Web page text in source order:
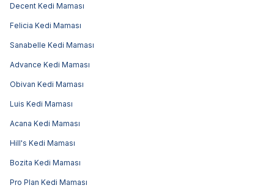
Decent Kedi Maması
Felicia Kedi Maması
Sanabelle Kedi Maması
Advance Kedi Maması
Obivan Kedi Maması
Luis Kedi Maması
Acana Kedi Maması
Hill's Kedi Maması
Bozita Kedi Maması
Pro Plan Kedi Maması